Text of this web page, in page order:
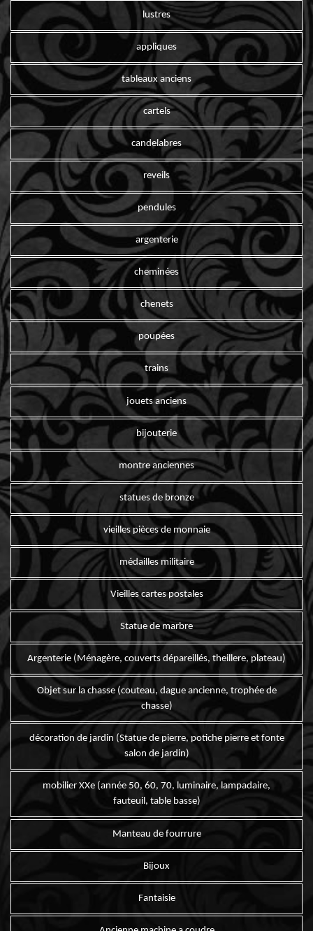
lustres
appliques
tableaux anciens
cartels
candelabres
reveils
pendules
argenterie
cheminées
chenets
poupées
trains
jouets anciens
bijouterie
montre anciennes
statues de bronze
vieilles pièces de monnaie
médailles militaire
Vieilles cartes postales
Statue de marbre
Argenterie (Ménagère, couverts dépareillés, theillere, plateau)
Objet sur la chasse (couteau, dague ancienne, trophée de
chasse)
décoration de jardin (Statue de pierre, potiche pierre et fonte
salon de jardin)
mobilier XXe (année 50, 60, 70, luminaire, lampadaire,
fauteuil, table basse)
Manteau de fourrure
Bijoux
Fantaisie